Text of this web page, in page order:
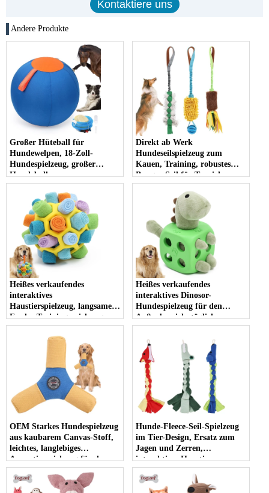
Andere Produkte
Großer Hüteball für
Hundewelpen, 18-Zoll-
Hundespielzeug, großer
Hundeball,
Rinderhunderennen und
Herdenball
Direkt ab Werk
Hundeseilspielzeug zum
Kauen, Training, robustes
Bungee-Seil für Tauziehen-
Hundespielzeug
Heißes verkaufendes
interaktives
Haustierspielzeug, langsames
Feeder-Trainingsspielzeug,
Kauspielzeug für Haustiere,
Haustierspielzeug und
Zubehör für Bewegung und
Heißes verkaufendes
interaktives Dinosor-
Hundespielzeug für den
Außenbereich, tägliche
Unterhaltung,
umweltfreundliches
Haustierspielzeug,
Hundegummispielzeug
OEM Starkes Hundespielzeug
aus kaubarem Canvas-Stoff,
leichtes, langlebiges
Apportierspielzeug für den
Außenbereich
Hunde-Fleece-Seil-Spielzeug
im Tier-Design, Ersatz zum
Jagen und Zerren,
interaktives Haustier-
Kauspielzeug für Hunde